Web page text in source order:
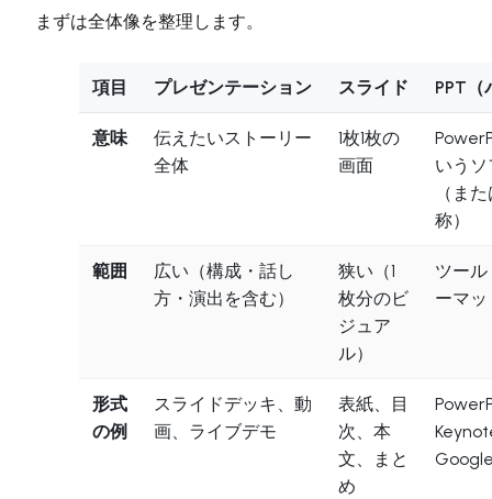
まずは全体像を整理します。
項目 プレゼンテーション スライド PPT（
意味
伝えたいストーリー
全体
1枚1枚の
画面
いうソ
（ま
称）
範囲
広い（構成・話し
方・演出を含む）
狭い（1
枚分のビ
ジュア
ル）
ツー
ーマッ
形式
の例
スライドデッキ、動
画、ライブデモ
表紙、目
次、本
文、まと
め